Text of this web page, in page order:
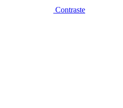
Contraste